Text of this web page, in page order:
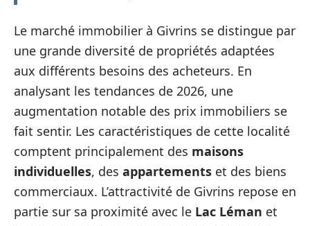
Le marché immobilier à Givrins se distingue par
une grande diversité de propriétés adaptées
aux différents besoins des acheteurs. En
analysant les tendances de 2026, une
augmentation notable des prix immobiliers se
fait sentir. Les caractéristiques de cette localité
comptent principalement des maisons
individuelles, des appartements et des biens
commerciaux. L’attractivité de Givrins repose en
partie sur sa proximité avec le Lac Léman et